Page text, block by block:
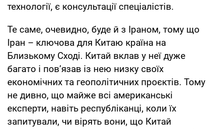
технології, є консультації спеціалістів.
Те саме, очевидно, буде й з Іраном, тому що
Іран – ключова для Китаю країна на
Близькому Сході. Китай вклав у неї дуже
багато і пов’язав із нею низку своїх
економічних та геополітичних проєктів. Тому
не дивно, що майже всі американські
експерти, навіть республіканці, коли їх
запитували, чи вірять вони, що Китай